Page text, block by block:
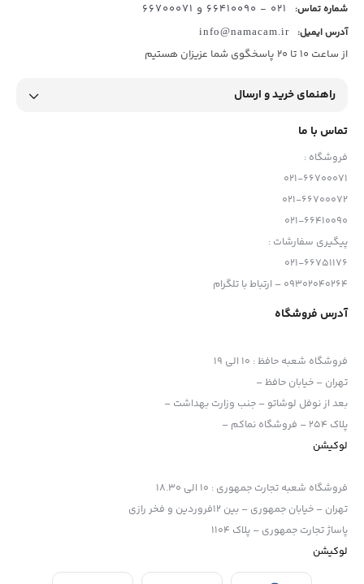
شماره تماس: 021 - 66410090 و 66700071
آدرس ایمیل: info@namacam.ir
از ساعت 10 تا 20 پاسخگوی شما عزیزان هستیم
راهنمای خرید و ارسال
تماس با ما
فروشگاه :
021-66700071
021-66700072
021-66410090
پیگیری سفارشات :
021-66751176
09302040264 – ارتباط با تلگرام
آدرس فروشگاه
فروشگاه شعبه حافظ: 10 الی 19
تهران – خیابان حافظ –
بعد از نوفل لوشاتو – جنب وزارت بهداشت –
پلاک 254 – فروشگاه نماکم –
لوکیشن
فروشگاه شعبه تجارت جمهوری : 10 الی 18.30
تهران – خیابان جمهوری – بین 12فروردین و فخر رازی
پاساژ تجارت جمهوری – پلاک 1104
لوکیشن